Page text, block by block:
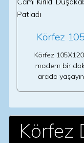
Körfez
Körfez
modern bir
arada
Körfez